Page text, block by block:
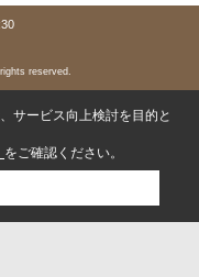
reserved.
サービス向上検討を目的と
をご確認ください。